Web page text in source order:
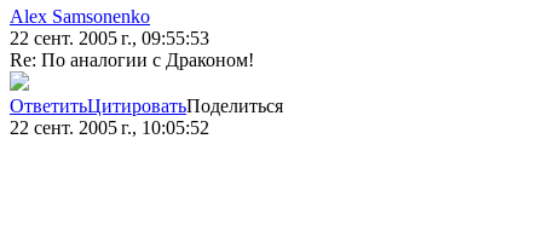
Alex Samsonenko
22 сент. 2005 г., 09:55:53
Re: По аналогии с Драконом!
ОтветитьЦитироватьПоделиться
22 сент. 2005 г., 10:05:52